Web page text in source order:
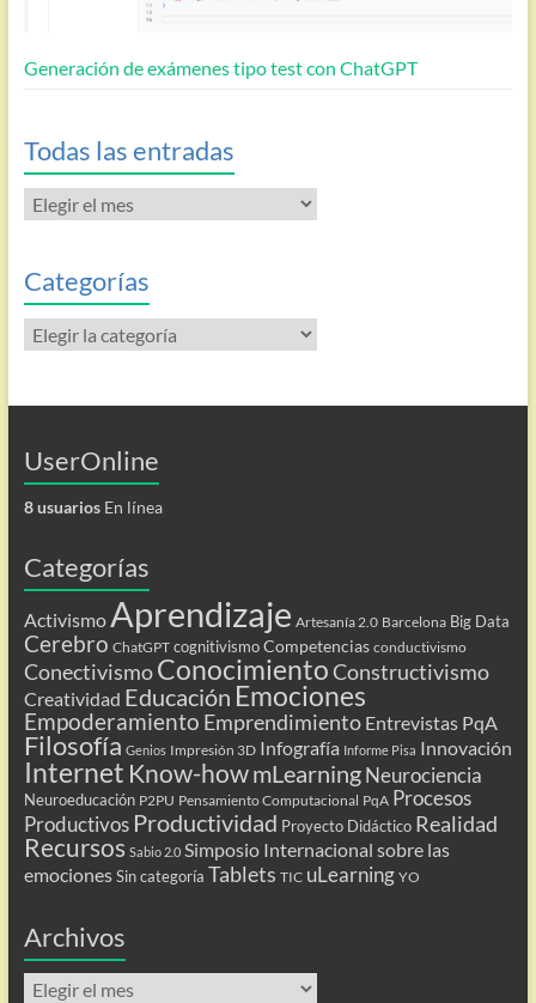
Generación de exámenes tipo test con ChatGPT
Todas las entradas
Todas
las
Categorías
Categorías
UserOnline
8 usuariosEn línea
Categorías
Activismo Aprendizaje Artesanía 2.0 Barcelona Big Data
Cerebro ChatGPT cognitivismo Competencias conductivismo
ConectivismoConocimientoConstructivismo
Creatividad Educación Emociones
Empoderamiento Emprendimiento Entrevistas PqA
Filosofía Genios Impresión 3D Infografía Informe Pisa Innovación
Internet Know-howmLearning Neurociencia
Neuroeducación P2PU Pensamiento Computacional PqA Procesos
Productivos Productividad Proyecto Didáctico Realidad
Recursos Sabio 2.0 Simposio Internacional sobre las
emociones Sin categoría Tablets TIC uLearning YO
Archivos
Archivos